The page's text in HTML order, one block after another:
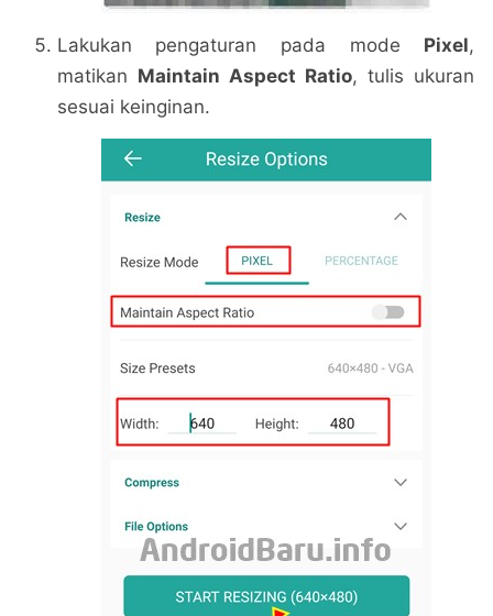
Lakukan pengaturan pada mode Pixel,
matikan Maintain Aspect Ratio, tulis ukuran
sesuai keinginan.